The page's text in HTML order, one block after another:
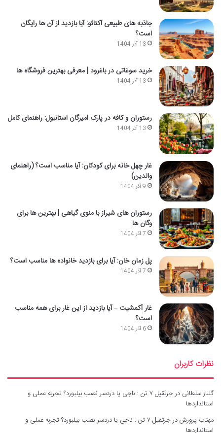
جاذبه های طبیعی آکتائو: آیا بازدید از آن ها رایگان
است؟
13 آذر 1404
خرید سوغاتی در باغرود | معرفی بهترین فروشگاه ها
13 آذر 1404
رستوران و کافه در پارک امیرگان استانبول: راهنمای کامل
13 آذر 1404
غار چهل خانه برای کودکان: آیا مناسب است؟ (راهنمای
والدین)
9 آذر 1404
رستوران های شیراز با منوی گیاهی | بهترین ها برای
وگان ها
7 آذر 1404
پل زمان خان: آیا برای بازدید خانواده ها مناسب است؟
7 آذر 1404
غار آکمشیت – آیا بازدید از این غار برای همه مناسب
است؟
6 آذر 1404
نظرات کاربران
گلناز سلطانی در
جرثقیل ۷ تن : ناجی یا دردسر نصب بیلبورد؟ تجربه عملی و
استانداردها
مهتاب پرورشدر
جرثقیل ۷ تن : ناجی یا دردسر نصب بیلبورد؟ تجربه عملی و
استانداردها